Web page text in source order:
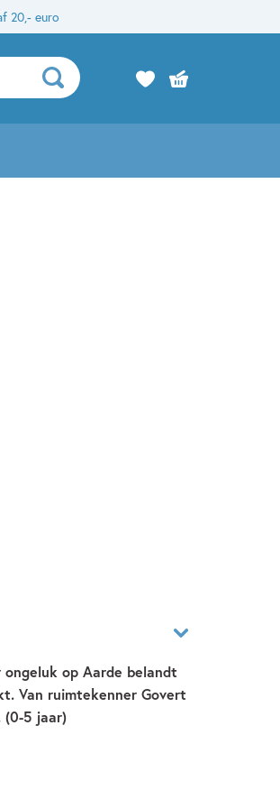
20,- euro
op Aarde belandt
Van ruimtekenner Govert
(0-5 jaar)